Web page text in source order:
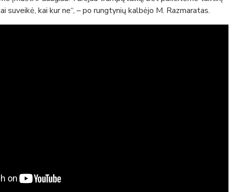
suveikė, kai kur ne“, – po rungtynių kalbėjo M. Razmaratas.